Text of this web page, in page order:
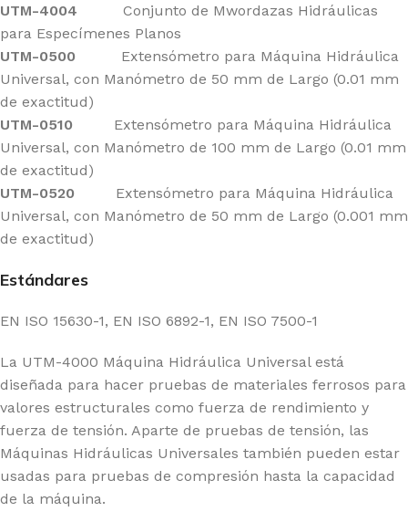
UTM-4004 Conjunto de Mwordazas Hidráulicas
para Especímenes Planos
UTM-0500
Extensómetro para Máquina Hidráulica
Universal, con Manómetro de 50 mm de Largo (0.01 mm
de exactitud)
UTM-0510
Extensómetro para Máquina Hidráulica
Universal, con Manómetro de 100 mm de Largo (0.01 mm
de exactitud)
UTM-0520 Extensómetro para Máquina Hidráulica
Universal, con Manómetro de 50 mm de Largo (0.001 mm
de exactitud)
Estándares
EN ISO 15630-1, EN ISO 6892-1, EN ISO 7500-1
La UTM-4000 Máquina Hidráulica Universal está
diseñada para hacer pruebas de materiales ferrosos para
valores estructurales como fuerza de rendimiento y
fuerza de tensión. Aparte de pruebas de tensión, las
Máquinas Hidráulicas Universales también pueden estar
usadas para pruebas de compresión hasta la capacidad
de la máquina.